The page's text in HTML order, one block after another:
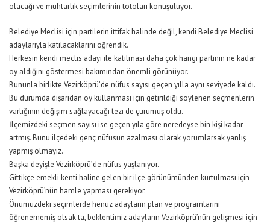
olacağı ve muhtarlık seçimlerinin totoları konuşuluyor.
Belediye Meclisi için partilerin ittifak halinde değil, kendi Belediye Meclisi
adaylarıyla katılacaklarını öğrendik.
Herkesin kendi meclis adayı ile katılması daha çok hangi partinin ne kadar
oy aldığını göstermesi bakımından önemli görünüyor.
Bununla birlikte Vezirköprü’de nüfus sayısı geçen yılla aynı seviyede kaldı.
Bu durumda dışarıdan oy kullanması için getirildiği söylenen seçmenlerin
varlığının değişim sağlayacağı tezi de çürümüş oldu.
İlçemizdeki seçmen sayısı ise geçen yıla göre neredeyse bin kişi kadar
artmış. Bunu ilçedeki genç nüfusun azalması olarak yorumlarsak yanlış
yapmış olmayız.
Başka deyişle Vezirköprü’de nüfus yaşlanıyor.
Gittikçe emekli kenti haline gelen bir ilçe görünümünden kurtulması için
Vezirköprü’nün hamle yapması gerekiyor.
Önümüzdeki seçimlerde henüz adayların plan ve programlarını
öğrenememiş olsak ta, beklentimiz adayların Vezirköprü’nün gelişmesi için